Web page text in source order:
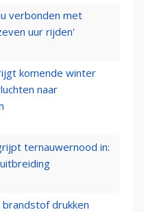
verbonden met
uur rijden'
komende winter
naar
ternauwernood in:
drukken